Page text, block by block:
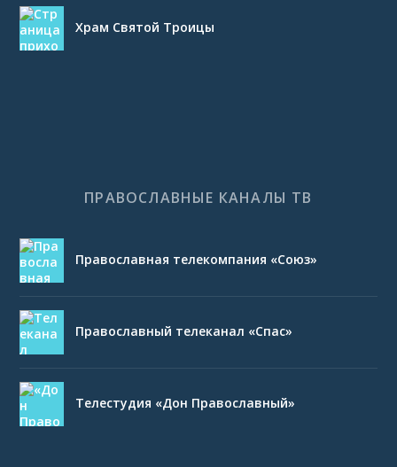
Храм Святой Троицы
ПРАВОСЛАВНЫЕ КАНАЛЫ ТВ
Православная телекомпания «Союз»
Православный телеканал «Спас»
Телестудия «Дон Православный»